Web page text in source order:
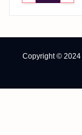
Copyright © 2024